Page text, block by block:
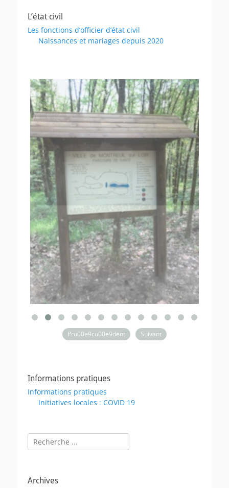
L’état civil
Les fonctions d’officier d’état civil
Naissances et mariages depuis 2020
Pru00e9cu00e9dent Suivant
Informations pratiques
Informations pratiques
Initiatives locales : COVID 19
Rechercher :
Archives